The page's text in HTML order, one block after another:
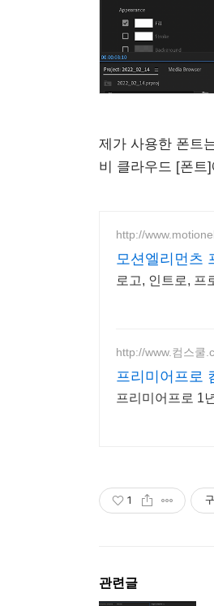
제가 사용한 폰트
비 클라우드 [폰트
http://
모션엘리먼츠
로고, 인트로, 프
http://www.컴스쿨
프리미어프로
프리미어프로 1
1
관련글